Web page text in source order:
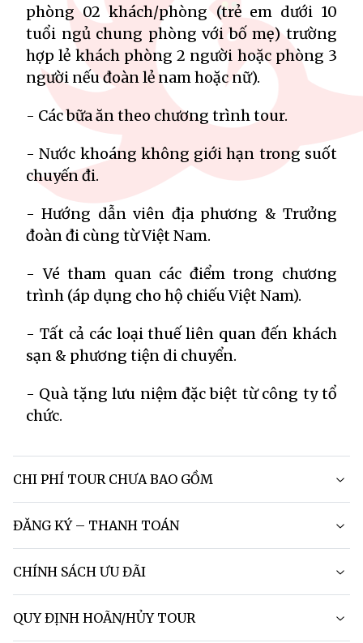
phòng 02 khách/phòng (trẻ em dưới 10
tuổi ngủ chung phòng với bố mẹ) trường
hợp lẻ khách phòng 2 người hoặc phòng 3
người nếu đoàn lẻ nam hoặc nữ).
- Các bữa ăn theo chương trình tour.
- Nước khoáng không giới hạn trong suốt
chuyến đi.
- Hướng dẫn viên địa phương & Trưởng
đoàn đi cùng từ Việt Nam.
- Vé tham quan các điểm trong chương
trình (áp dụng cho hộ chiếu Việt Nam).
- Tất cả các loại thuế liên quan đến khách
sạn & phương tiện di chuyển.
- Quà tặng lưu niệm đặc biệt từ công ty tổ
chức.
CHI PHÍ TOUR CHƯA BAO GỒM
ĐĂNG KÝ – THANH TOÁN
CHÍNH SÁCH ƯU ĐÃI
QUY ĐỊNH HOÃN/HỦY TOUR